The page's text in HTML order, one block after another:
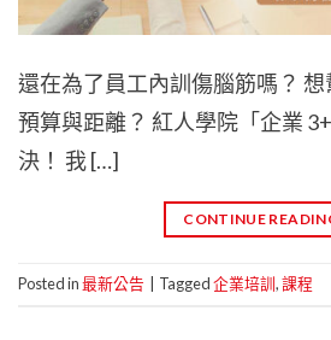
還在為了員工內訓傷腦筋嗎？
預算與距離？ 紅人學院「企業
決！ 我 […]
CONTINUE
Posted in最新公告 Tagged企業培訓,課程